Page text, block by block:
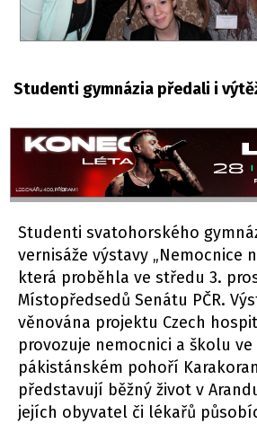
Studenti gymnázia předali i
Studenti svatohorského
vernisáže výstavy „Nemocnice
která proběhla ve středu 3.
Místopředsedů Senátu PČR.
věnována projektu Czech
provozuje nemocnici a školu
pákistánském pohoří
představují běžný život v
jejích obyvatel či lékařů